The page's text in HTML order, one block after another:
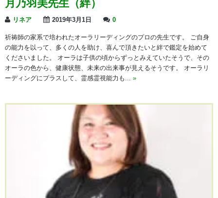
月乃羽美先生（絆）
リネア 2019年3月1日 0
祈祷師の家系で培われたオーラリーディングのプロの先生です。 ご自身
の能力を以って、多くの人を助け、喜んで頂きたいと絆で鑑定を始めて
くださいました。 オーラは子供の頃からずっとみえていたそうで、その
オーラの色から、健康状態、未来の出来事が見えるそうです。 オーラリ
ーディングにプラスして、霊感霊視能力も... »